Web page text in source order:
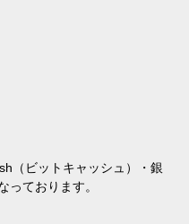
（ビットキャッシュ）・銀
っております。